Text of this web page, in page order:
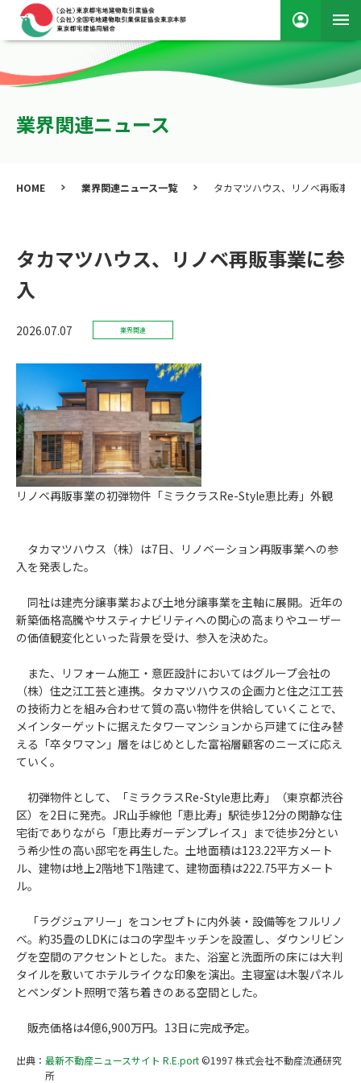
業界関連ニュース
HOME 業界関連ニュース一覧 タカマツハウス、リノベ再販事
タカマツハウス、リノベ再販事業に参
入
2026.07.07 業界関連
リノベ再販事業の初弾物件「ミラクラスRe-Style恵比寿」外観
タカマツハウス（株）は7日、リノベーション再販事業への参
入を発表した。
同社は建売分譲事業および土地分譲事業を主軸に展開。近年の
新築価格高騰やサスティナビリティへの関心の高まりやユーザー
の価値観変化といった背景を受け、参入を決めた。
また、リフォーム施工・意匠設計においてはグループ会社の
（株）住之江工芸と連携。タカマツハウスの企画力と住之江工芸
の技術力とを組み合わせて質の高い物件を供給していくことで、
メインターゲットに据えたタワーマンションから戸建てに住み替
える「卒タワマン」層をはじめとした富裕層顧客のニーズに応え
ていく。
初弾物件として、「ミラクラスRe-Style恵比寿」（東京都渋谷
区）を2日に発売。JR山手線他「恵比寿」駅徒歩12分の閑静な住
宅街でありながら「恵比寿ガーデンプレイス」まで徒歩2分とい
う希少性の高い邸宅を再生した。土地面積は123.22平方メート
ル、建物は地上2階地下1階建て、建物面積は222.75平方メート
ル。
「ラグジュアリー」をコンセプトに内外装・設備等をフルリノ
ベ。約35畳のLDKにはコの字型キッチンを設置し、ダウンリビン
グを空間のアクセントとした。また、浴室と洗面所の床には大判
タイルを敷いてホテルライクな印象を演出。主寝室は木製パネル
とペンダント照明で落ち着きのある空間とした。
販売価格は4億6,900万円。13日に完成予定。
出典： 最新不動産ニュースサイト R.E.port ©1997 株式会社不動産流通研究
所